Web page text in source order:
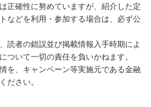
正確性に努めていますが、紹介した定
などを利用・参加する場合は、必ず公
読者の錯誤並び掲載情報入手時期によ
ついて一切の責任を負いかねます。
を、キャンペーン等実施元である金融
ださい。